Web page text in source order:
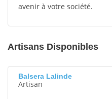
avenir à votre société.
Artisans Disponibles
Balsera Lalinde
Artisan